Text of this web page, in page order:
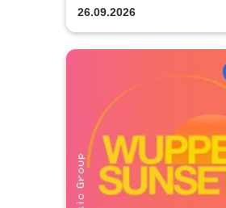
26.09.2026